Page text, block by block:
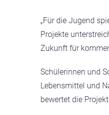
„Für die Jugend
Projekte
Zukunft für
Schülerinnen und
Lebensmittel und
bewertet die